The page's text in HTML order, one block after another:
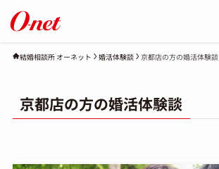
結婚相談所 オーネット 婚活体験談 京都店の方の婚活体験談
京都店の方の婚活体験談